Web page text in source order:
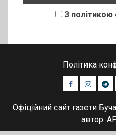
З
Політика
Facebook
Офіційний сайт газети
автор: